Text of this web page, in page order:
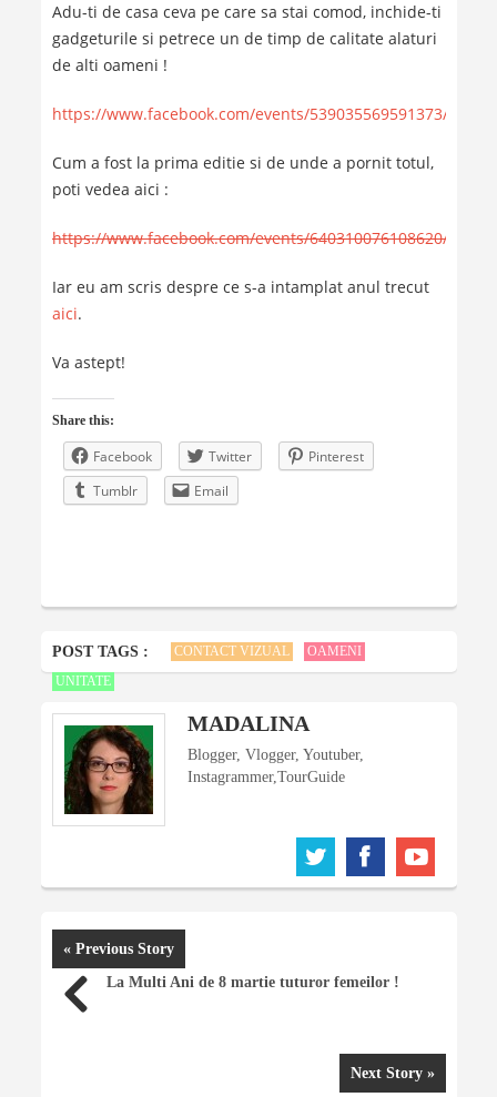
Adu-ti de casa ceva pe care sa stai comod, inchide-ti
gadgeturile si petrece un de timp de calitate alaturi
de alti oameni !
https://www.facebook.com/events/539035569591373/
Cum a fost la prima editie si de unde a pornit totul,
poti vedea aici :
https://www.facebook.com/events/640310076108620/
Iar eu am scris despre ce s-a intamplat anul trecut
aici.
Va astept!
Share this:
Facebook Twitter
Pinterest
Tumblr
Email
POST TAGS : CONTACT VIZUAL
OAMENI
UNITATE
MADALINA
Blogger, Vlogger, Youtuber,
Instagrammer,TourGuide
« Previous Story
La Multi Ani de 8 martie tuturor femeilor !
Next Story »